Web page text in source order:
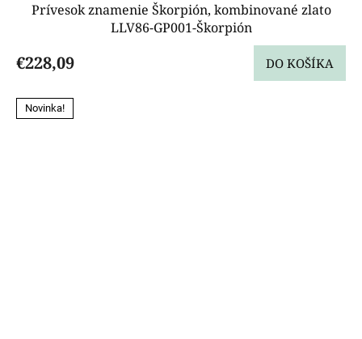
Prívesok znamenie Škorpión, kombinované zlato
LLV86-GP001-Škorpión
€228,09 DO KOŠÍKA
Novinka!